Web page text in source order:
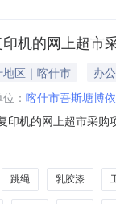
机的网上超市
区｜喀什市
办
： 喀什市吾斯塘博
印机的网上超市采
名称:新疆维吾尔
跳绳 乳胶漆